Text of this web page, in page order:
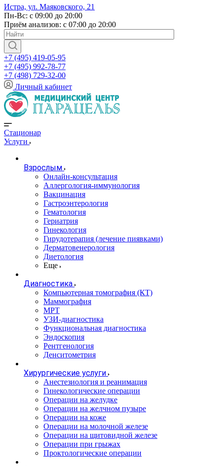
Истра, ул. Маяковского, 21
Пн-Вс: с 09:00 до 20:00
Приём анализов: с 07:00 до 20:00
+7 (495) 419-05-95
+7 (495) 992-78-77
+7 (498) 729-32-00
Личный кабинет
Стационар
Услуги
Взрослым
Онлайн-консультация
Аллергология-иммунология
Вакцинация
Гастроэнтерология
Гематология
Гериатрия
Гинекология
Гирудотерапия (лечение пиявками)
Дерматовенерология
Диетология
Еще
Диагностика
Компьютерная томография (КТ)
Маммография
МРТ
УЗИ-диагностика
Функциональная диагностика
Эндоскопия
Рентгенология
Денситометрия
Хирургические услуги
Анестезиология и реанимация
Гинекологические операции
Операции на желудке
Операции на желчном пузыре
Операции на коже
Операции на молочной железе
Операции на щитовидной железе
Операции при грыжах
Проктологические операции